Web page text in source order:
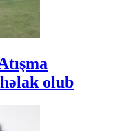
olub